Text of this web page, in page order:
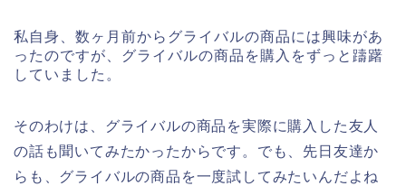
私自身、数ヶ月前からグライバルの商品には興味があ
ったのですが、グライバルの商品を購入をずっと躊躇
していました。
そのわけは、グライバルの商品を実際に購入した友人
の話も聞いてみたかったからです。でも、先日友達か
らも、グライバルの商品を一度試してみたいんだよね